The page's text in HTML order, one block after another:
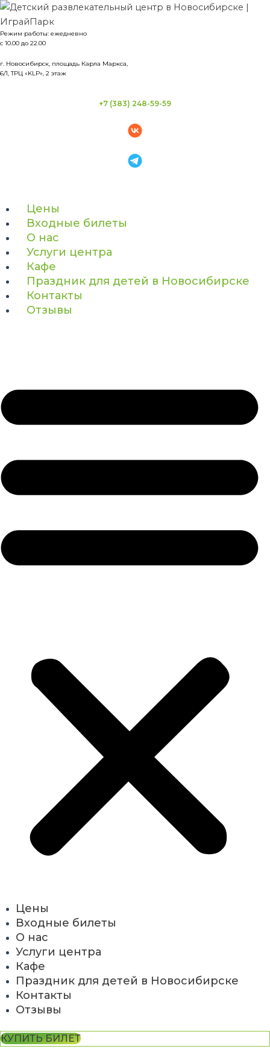
Перейти
к
содержимому
Режим работы: ежедневно
с 10.00 до 22.00
г. Новосибирск, площадь Карла Маркса,
6/1, ТРЦ «KLP», 2 этаж
+7 (383) 248-59-59
Цены
Входные билеты
О нас
Услуги центра
Кафе
Праздник для детей в Новосибирске
Контакты
Отзывы
Цены
Входные билеты
О нас
Услуги центра
Кафе
Праздник для детей в Новосибирске
Контакты
Отзывы
КУПИТЬ БИЛЕТ